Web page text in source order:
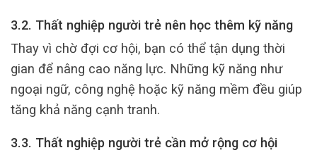
3.2. Thất nghiệp người trẻ nên học thêm kỹ năng
Thay vì chờ đợi cơ hội, bạn có thể tận dụng thời
gian để nâng cao năng lực. Những kỹ năng như
ngoại ngữ, công nghệ hoặc kỹ năng mềm đều giúp
tăng khả năng cạnh tranh.
3.3. Thất nghiệp người trẻ cần mở rộng cơ hội